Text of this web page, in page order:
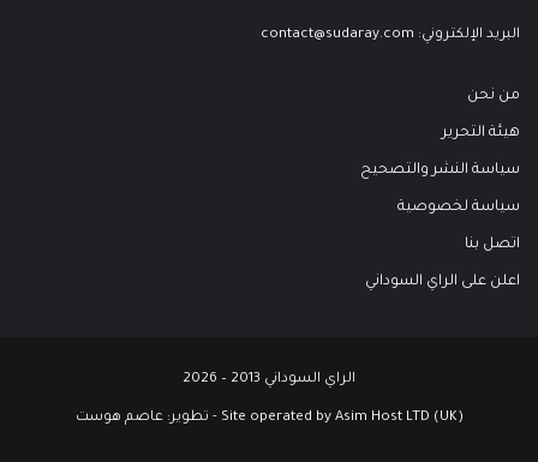
البريد الإلكتروني: contact@sudaray.com
من نحن
هيئة التحرير
سياسة النشر والتصحيح
سياسة لخصوصية
اتصل بنا
اعلن على الراي السوداني
الراي السوداني 2013 – 2026
Site operated by Asim Host LTD (UK) - تطوير: عاصم هوست